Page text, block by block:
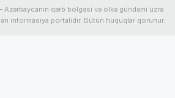
Azərbaycanın qərb bölgəsi və ölkə gündəmi üzrə
informasiya portalıdır. Bütün hüquqlar qorunur.